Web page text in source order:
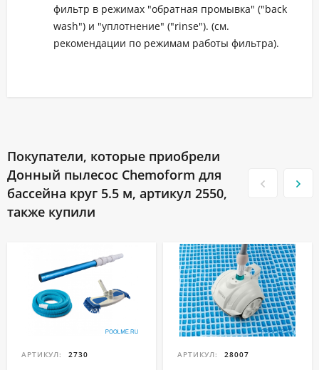
фильтр в режимах "обратная промывка" ("back
wash") и "уплотнение" ("rinse"). (см.
рекомендации по режимам работы фильтра).
Покупатели, которые приобрели
Донный пылесос Chemoform для
бассейна круг 5.5 м, артикул 2550,
также купили
АРТИКУЛ: 2730 АРТИКУЛ: 28007